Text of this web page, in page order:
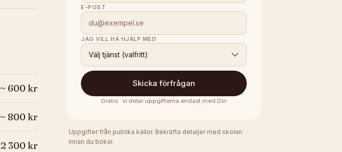
~ 600 kr
~ 800 kr
2 300 kr
E-POST
JAG VILL HA HJÄLP MED
Välj tjänst (valfritt)
Skicka förfrågan
Gratis · vi delar uppgifterna endast med Din
Uppgifter från publika källor. Bekräfta detaljer med skolan
innan du bokar.